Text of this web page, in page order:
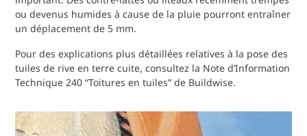
ou devenus humides à cause de la pluie pourront entraîner
un déplacement de 5 mm.
Pour des explications plus détaillées relatives à la pose des
tuiles de rive en terre cuite, consultez la Note d’Information
Technique 240 “Toitures en tuiles” de Buildwise.